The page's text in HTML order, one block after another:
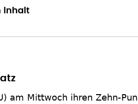
Inhalt
am Mittwoch ihren Zehn-